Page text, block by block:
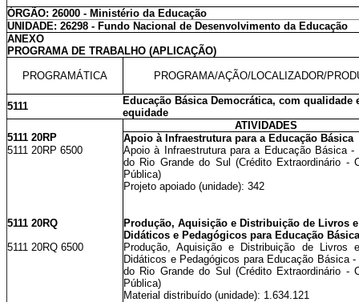
ÓRGÃO: 26000 - Ministério da Educação
UNIDADE: 26298 - Fundo Nacional de Desenvolvimento da Educação
ANEXO
PROGRAMA DE TRABALHO (APLICAÇÃO)
PROGRAMÁTICA PROGRAMA/AÇÃO/LOCALIZADOR/
5111
Educação Básica Democrática, com qualidade
equidade
ATIVIDADES
5111 20RP
Apoio à Infraestrutura para a Educação Básica
5111 20RP 6500
Apoio à Infraestrutura para a Educação Básica -
do Rio Grande do Sul (Crédito Extraordinário -
Pública)
Projeto apoiado (unidade): 342
5111 20RQ
Produção, Aquisição e Distribuição de Livros
Didáticos e Pedagógicos para Educação Básica
5111 20RQ 6500
Produção, Aquisição e Distribuição de Livros
Didáticos e Pedagógicos para Educação Básica
do Rio Grande do Sul (Crédito Extraordinário -
Pública)
Material distribuído (unidade): 1.634.121